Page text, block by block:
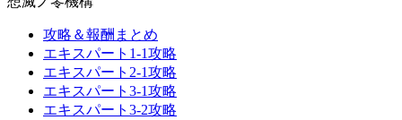
攻略＆報酬まとめ
エキスパート1-1攻略
エキスパート2-1攻略
エキスパート3-1攻略
エキスパート3-2攻略